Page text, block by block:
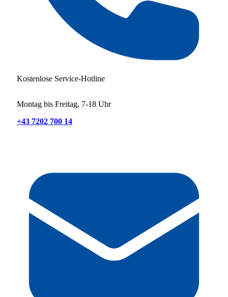
Kostenlose Service-Hotline
Montag bis Freitag, 7-18 Uhr
+43 7202 700 14